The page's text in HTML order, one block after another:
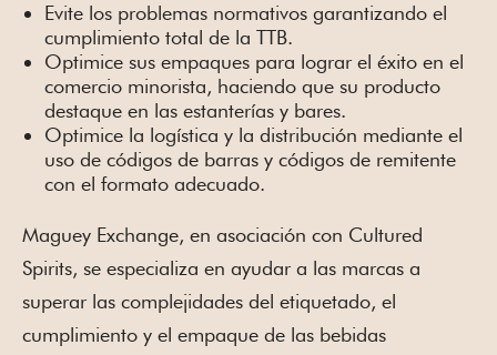
Evite los problemas normativos garantizando el
cumplimiento total de la TTB.
Optimice sus empaques para lograr el éxito en el
comercio minorista, haciendo que su producto
destaque en las estanterías y bares.
Optimice la logística y la distribución mediante el
uso de códigos de barras y códigos de remitente
con el formato adecuado.
Maguey Exchange, en asociación con Cultured
Spirits, se especializa en ayudar a las marcas a
superar las complejidades del etiquetado, el
cumplimiento y el empaque de las bebidas